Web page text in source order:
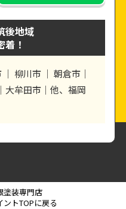
後地域
着！
柳川市 ｜ 朝倉市｜
大牟田市｜他、福岡
塗装専門店
トTOPに戻る